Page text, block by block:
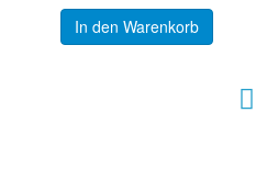
In den Warenkorb